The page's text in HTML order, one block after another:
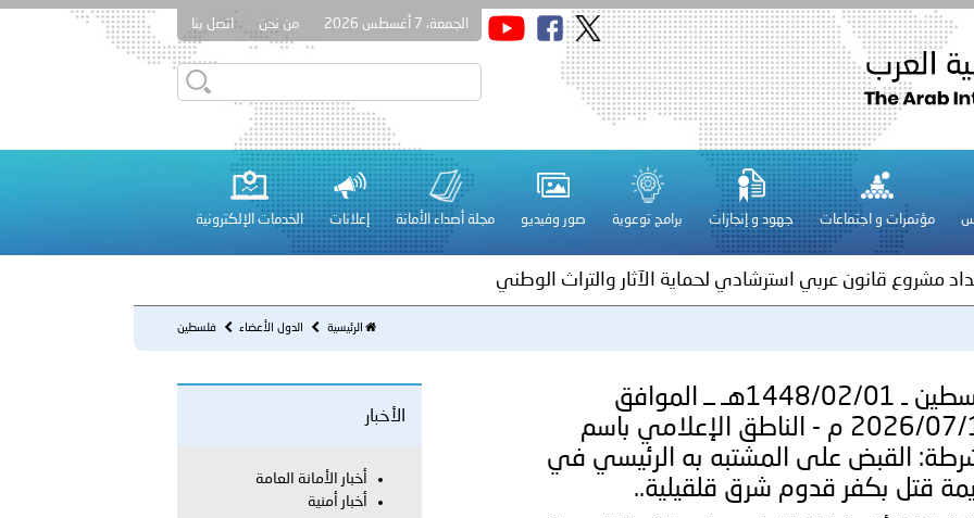
الجمعة، 7 أغسطس 2026 من نحن اتصل بنا
مؤتمرات و اجتماعات جهود و إنجازات برامج توعوية صور وفيديو مجلة أصداء الأمانة إعلانات الخدمات الإلكترونية
قـطـر ـ 1448/02/21هـ ــ الموافق 2026/08/04 م - مشاركة دولة قطر في أعمال الاجتماع الثالث عشر للجنة رؤساء الاتحادات الرياضية
لدول الخليج العربية..
لمجلس وزراء الداخلية العرب بمناسبة اختتام المؤتمر العربي الثاني عشر للمسؤولين عن الأمن السياحي 2026.
مشروع قانون عربي استرشادي لحماية الآثار والتراث الوطني
فلسطين ـ 1448/02/22هـ ــ الموافق 2026/08/05 م - الشرطة الفلسطينية والكلية الدولية الجامعية للعلوم والصحة توقعان اتفاقية
في المجالات الأكاديمية والتدريبية، والتوعية والإرشاد المجتمعي..
الإمارات ـ 1448/02/22هـ ــ الموافق 2026/08/05 م - شرطة أبوظبي تحذر من زيادة عدد الركاب في المركبات حفاظًا على سلامة
الرئيسية الدول الأعضاء فلسطين
فلسطين ـ 1448/02/01هـ ــ الموافق
2026/07/15 م - الناطق الإعلامي باسم
القبض على المشتبه به الرئيسي في
قتل بكفر قدوم شرق قلقيلية..
الأخبار
أخبار الأمانة العامة
أخبار أمنية